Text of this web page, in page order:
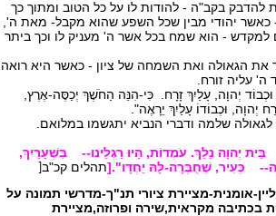
להדבק בקב"ה - להודות לו על כל הטוב ומתוך כך
יהודי מבין שכל השפע שהוא מקבל- מאת ה',
למקדש - הוא שמח בכל אשר ה' מעניק לו וכך ביתר
הגאולה ואת השמחה של ציון - כאשר היא רואה
ה' עליה זורח.
וּכְבוֹד יְהוָה, עָלַיִךְ זָרָח. כִּי-הִנֵּה הַחֹשֶׁךְ יְכַסֶּה-אֶרֶץ,
יְהוָה, וּכְבוֹדוֹ עָלַיִךְ יֵרָאֶה".
שלמה ודברי הנביא יתגשמו במלואם.
יְהוָה נֵלֵךְ. עֹמְדוֹת, הָיוּ רַגְלֵינוּ-- בִּשְׁעָרַיִךְ,
כְּעִיר, שֶׁחֻבְּרָה-לָּהּ יַחְדָּו".[תהלים קכ"ב
אומנית-מציירת ציורי תנ"ך-מדרשי תמונה על
בכתיבה מקראית,שירה ופרוזה,מציירת